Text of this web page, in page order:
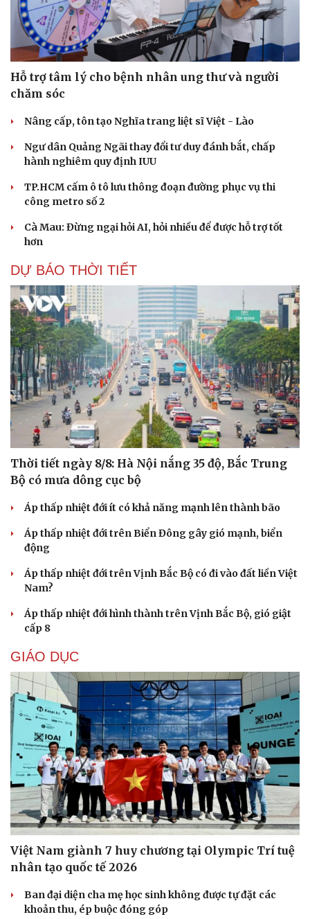
Hỗ trợ tâm lý cho bệnh nhân ung thư và người
chăm sóc
Nâng cấp, tôn tạo Nghĩa trang liệt sĩ Việt - Lào
Ngư dân Quảng Ngãi thay đổi tư duy đánh bắt, chấp
hành nghiêm quy định IUU
TP.HCM cấm ô tô lưu thông đoạn đường phục vụ thi
công metro số 2
Cà Mau: Đừng ngại hỏi AI, hỏi nhiều để được hỗ trợ tốt
hơn
DỰ BÁO THỜI TIẾT
Thời tiết ngày 8/8: Hà Nội nắng 35 độ, Bắc Trung
Bộ có mưa dông cục bộ
Áp thấp nhiệt đới ít có khả năng mạnh lên thành bão
Áp thấp nhiệt đới trên Biển Đông gây gió mạnh, biển
động
Áp thấp nhiệt đới trên Vịnh Bắc Bộ có đi vào đất liền Việt
Nam?
Áp thấp nhiệt đới hình thành trên Vịnh Bắc Bộ, gió giật
cấp 8
GIÁO DỤC
Việt Nam giành 7 huy chương tại Olympic Trí tuệ
nhân tạo quốc tế 2026
Ban đại diện cha mẹ học sinh không được tự đặt các
khoản thu, ép buộc đóng góp